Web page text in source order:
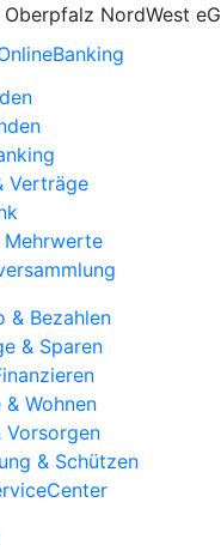
NordWest eG
Verträge
Mehrwerte
& Bezahlen
& Sparen
Wohnen
Vorsorgen
& Schützen